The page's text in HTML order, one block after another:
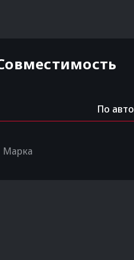
По авто
Марка